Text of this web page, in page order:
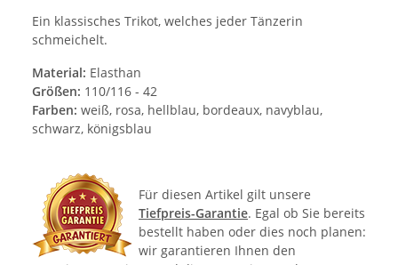
Ein klassisches Trikot, welches jeder Tänzerin
schmeichelt.
Material: Elasthan
Größen: 110/116 - 42
Farben: weiß, rosa, hellblau, bordeaux, navyblau,
schwarz, königsblau
Für diesen Artikel gilt unsere
Tiefpreis-Garantie. Egal ob Sie bereits
bestellt haben oder dies noch planen:
wir garantieren Ihnen den